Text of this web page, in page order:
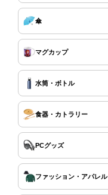
傘
マグカップ
水筒・ボトル
食器・カトラリー
PCグッズ
ファッション・アパレル